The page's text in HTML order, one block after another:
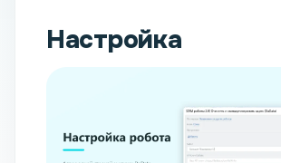
Настройка